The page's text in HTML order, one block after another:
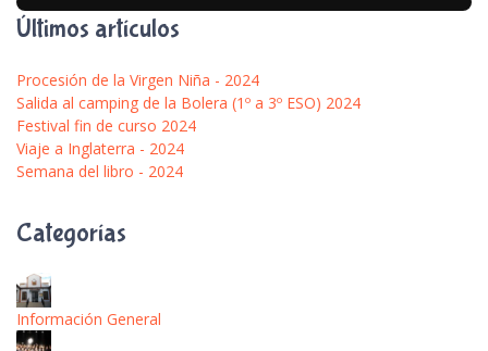
Últimos artículos
Procesión de la Virgen Niña - 2024
Salida al camping de la Bolera (1º a 3º ESO) 2024
Festival fin de curso 2024
Viaje a Inglaterra - 2024
Semana del libro - 2024
Categorías
Información General